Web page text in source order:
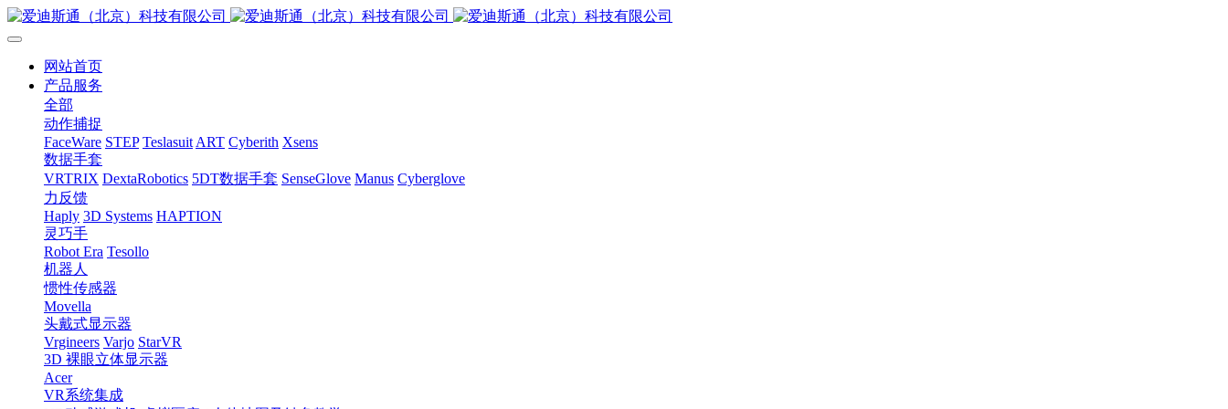
网站首页
产品服务
全部
动作捕捉
FaceWare STEP Teslasuit ART Cyberith Xsens
数据手套
VRTRIX DextaRobotics 5DT数据手套 SenseGlove Manus Cyberglove
力反馈
Haply 3D Systems HAPTION
灵巧手
Robot Era Tesollo
机器人
惯性传感器
Movella
头戴式显示器
Vrgineers Varjo StarVR
3D 裸眼立体显示器
Acer
VR系统集成